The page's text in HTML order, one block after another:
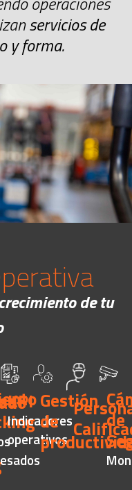
servicios de
y forma.
de tu
KPI
Indicadores
operativos
Gestión
de de